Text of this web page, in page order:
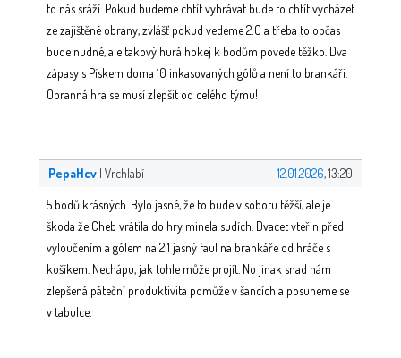
to nás sráží. Pokud budeme chtít vyhrávat bude to chtít vycházet
ze zajištěné obrany, zvlášť pokud vedeme 2:0 a třeba to občas
bude nudné, ale takový hurá hokej k bodům povede těžko. Dva
zápasy s Pískem doma 10 inkasovaných gólů a není to brankáři.
Obranná hra se musí zlepšit od celého týmu!
PepaHcv | Vrchlabí 12.01.2026, 13:20
5 bodů krásných. Bylo jasné, že to bude v sobotu těžší, ale je
škoda že Cheb vrátila do hry minela sudích. Dvacet vteřin před
vyloučením a gólem na 2:1 jasný faul na brankáře od hráče s
košíkem. Nechápu, jak tohle může projít. No jinak snad nám
zlepšená páteční produktivita pomůže v šancích a posuneme se
v tabulce.